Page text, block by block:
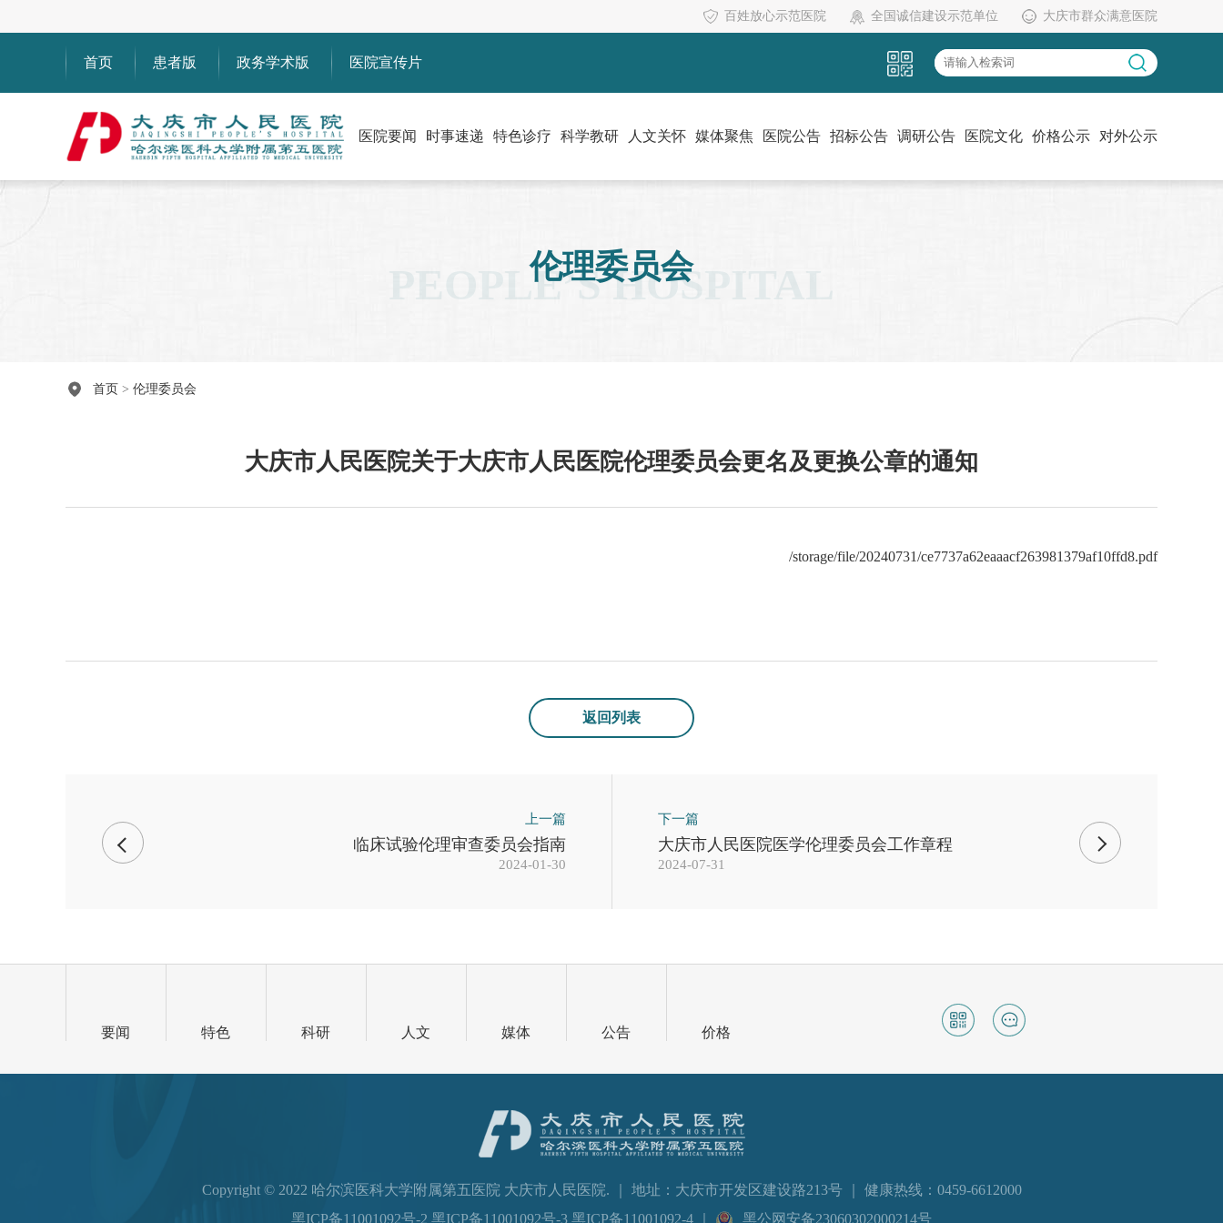
百姓放心示范医院 全国诚信建设示范单位 大庆市群众满意医院
首页 患者版 政务学术版 医院宣传片
医院要闻 时事速递 特色诊疗 科学教研 人文关怀 媒体聚焦 医院公告 招标公告 调研公告 医院文化 价格公示 对外公示
伦理委员会
PEOPLE’S HOSPITAL
首页 > 伦理委员会
大庆市人民医院关于大庆市人民医院伦理委员会更名及更换公章的通知
/storage/file/20240731/ce7737a62eaaacf263981379af10ffd8.pdf
返回列表
上一篇
临床试验伦理审查委员会指南
2024-01-30
下一篇
大庆市人民医院医学伦理委员会工作章程
2024-07-31
要闻 特色 科研 人文 媒体 公告 价格
Copyright © 2022 哈尔滨医科大学附属第五医院 大庆市人民医院. ｜ 地址：大庆市开发区建设路213号 ｜ 健康热线：0459-6612000
黑ICP备11001092号-2 黑ICP备11001092号-3 黑ICP备11001092-4
黑公网安备23060302000214号